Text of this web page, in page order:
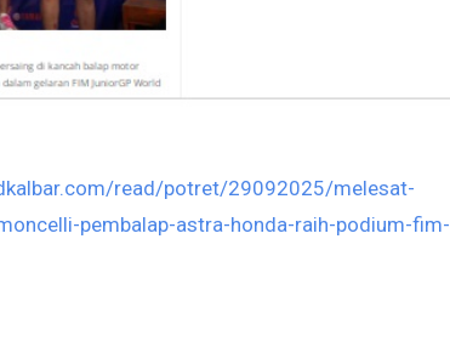
read/potret/29092025/melesat-
pembalap-astra-honda-raih-podium-fim-